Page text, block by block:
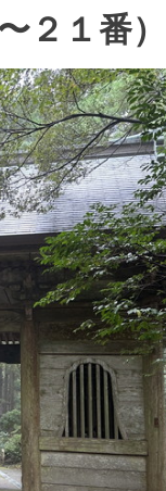
２１番）